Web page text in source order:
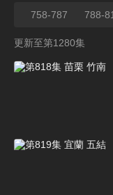
758-787 788-
更新至第1280集